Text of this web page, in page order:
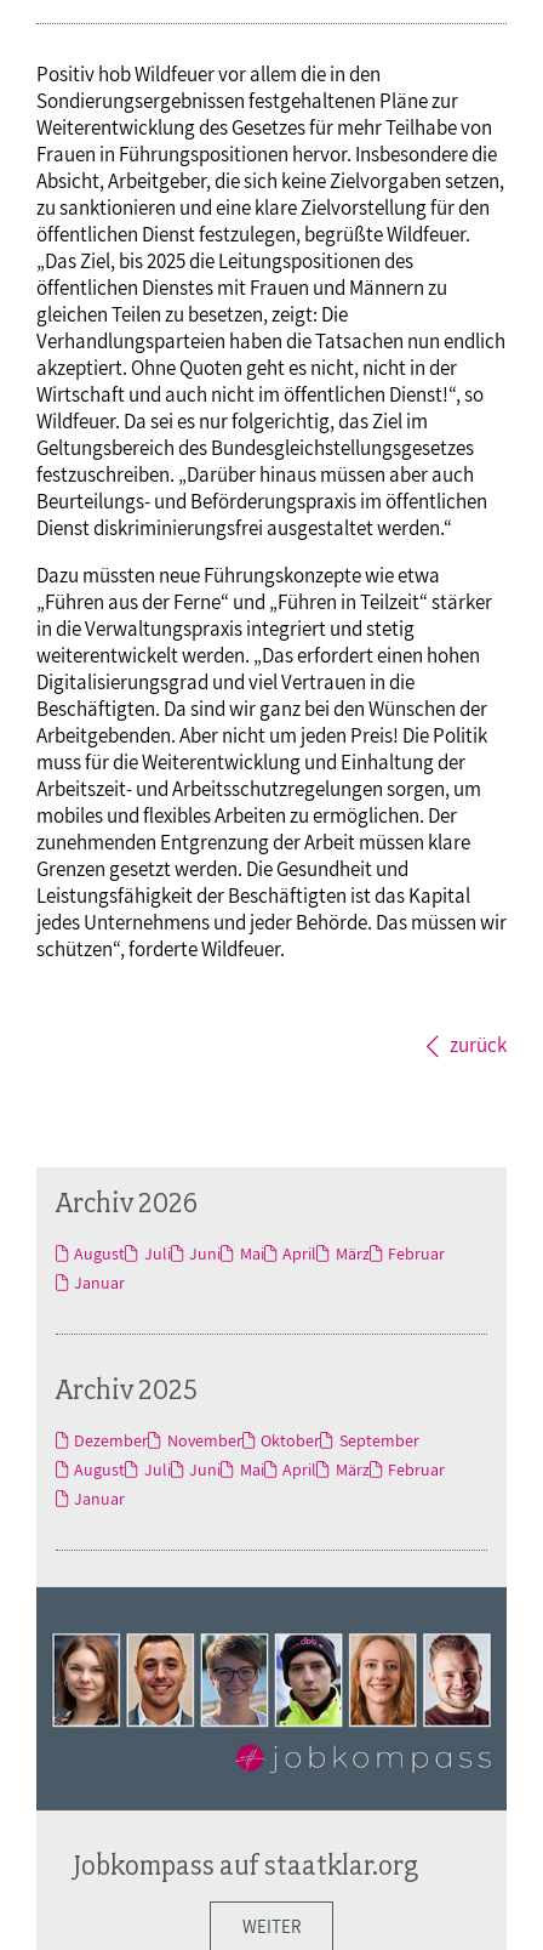
Positiv hob Wildfeuer vor allem die in den
Sondierungsergebnissen festgehaltenen Pläne zur
Weiterentwicklung des Gesetzes für mehr Teilhabe von
Frauen in Führungspositionen hervor. Insbesondere die
Absicht, Arbeitgeber, die sich keine Zielvorgaben setzen,
zu sanktionieren und eine klare Zielvorstellung für den
öffentlichen Dienst festzulegen, begrüßte Wildfeuer.
„Das Ziel, bis 2025 die Leitungspositionen des
öffentlichen Dienstes mit Frauen und Männern zu
gleichen Teilen zu besetzen, zeigt: Die
Verhandlungsparteien haben die Tatsachen nun endlich
akzeptiert. Ohne Quoten geht es nicht, nicht in der
Wirtschaft und auch nicht im öffentlichen Dienst!“, so
Wildfeuer. Da sei es nur folgerichtig, das Ziel im
Geltungsbereich des Bundesgleichstellungsgesetzes
festzuschreiben. „Darüber hinaus müssen aber auch
Beurteilungs- und Beförderungspraxis im öffentlichen
Dienst diskriminierungsfrei ausgestaltet werden.“
Dazu müssten neue Führungskonzepte wie etwa
„Führen aus der Ferne“ und „Führen in Teilzeit“ stärker
in die Verwaltungspraxis integriert und stetig
weiterentwickelt werden. „Das erfordert einen hohen
Digitalisierungsgrad und viel Vertrauen in die
Beschäftigten. Da sind wir ganz bei den Wünschen der
Arbeitgebenden. Aber nicht um jeden Preis! Die Politik
muss für die Weiterentwicklung und Einhaltung der
Arbeitszeit- und Arbeitsschutzregelungen sorgen, um
mobiles und flexibles Arbeiten zu ermöglichen. Der
zunehmenden Entgrenzung der Arbeit müssen klare
Grenzen gesetzt werden. Die Gesundheit und
Leistungsfähigkeit der Beschäftigten ist das Kapital
jedes Unternehmens und jeder Behörde. Das müssen wir
schützen“, forderte Wildfeuer.
zurück
Archiv 2026
August Juli Juni Mai April März
Februar
Januar
Archiv 2025
Dezember November Oktober
September
August
Juli Juni Mai April März
Februar
Januar
Jobkompass auf staatklar.org
WEITER